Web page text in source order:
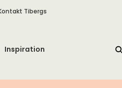
Tibergs
Inspiration